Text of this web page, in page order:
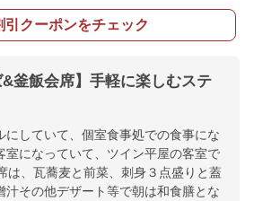
引クーポンをチェック
釜飯会席】手軽に楽しむステ
にしていて、個室食事処での食事にな
室になっていて、ツイン平屋の客室で
は、瓦蕎麦と前菜、刺身３点盛りと蓋
汁その他デザート等で朝は和食膳とな